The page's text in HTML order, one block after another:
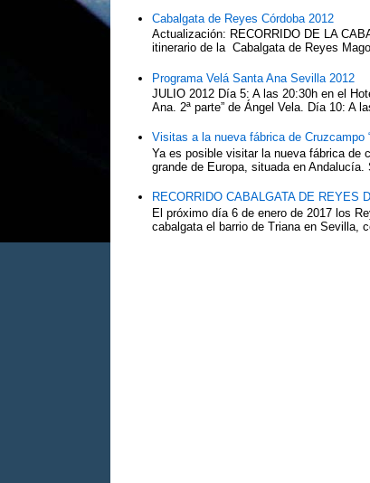
Cabalgata de Reyes Córdoba 2012
Actualización: RECORRIDO DE LA
itinerario de la Cabalgata de Reyes
Programa Velá Santa Ana Sevilla 2012
JULIO 2012 Día 5: A las 20:30h en el
Ana. 2ª parte” de Ángel Vela. Día 10: A
Visitas a la nueva fábrica de Cruzcampo
Ya es posible visitar la nueva fábrica de
grande de Europa, situada en Andalucía.
RECORRIDO CABALGATA DE REYES
El próximo día 6 de enero de 2017 los
cabalgata el barrio de Triana en Sevilla,